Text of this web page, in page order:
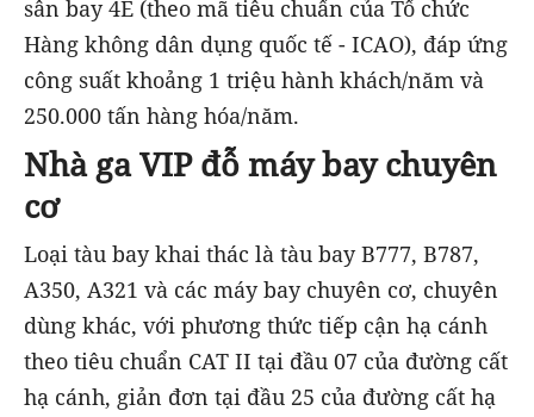
sân bay 4E (theo mã tiêu chuẩn của Tổ chức
Hàng không dân dụng quốc tế - ICAO), đáp ứng
công suất khoảng 1 triệu hành khách/năm và
250.000 tấn hàng hóa/năm.
Nhà ga VIP đỗ máy bay chuyên
cơ
Loại tàu bay khai thác là tàu bay B777, B787,
A350, A321 và các máy bay chuyên cơ, chuyên
dùng khác, với phương thức tiếp cận hạ cánh
theo tiêu chuẩn CAT II tại đầu 07 của đường cất
hạ cánh, giản đơn tại đầu 25 của đường cất hạ